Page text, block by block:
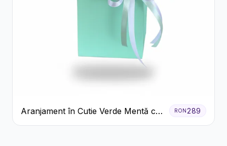
Aranjament în Cutie Verde Mentă cu
Trandafiri și Alstroemeria
RON 289